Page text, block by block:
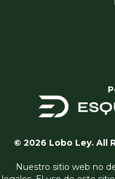
© 2026 Lobo Ley. All
Nuestro sitio web no